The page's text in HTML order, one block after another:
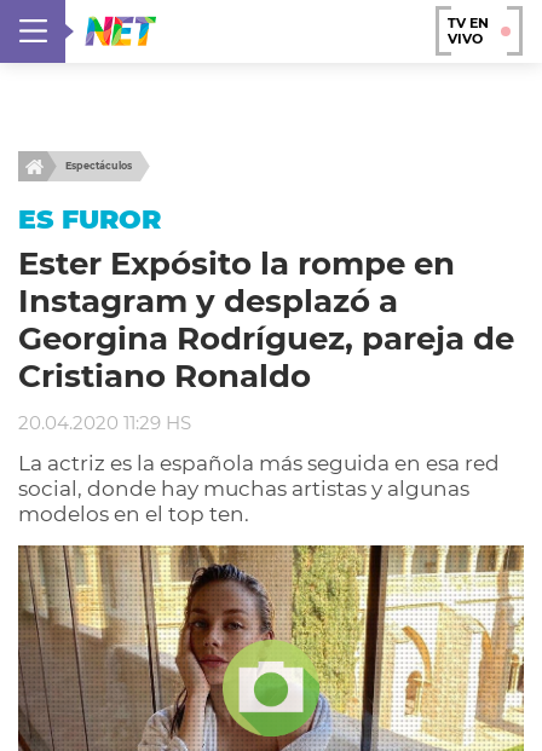
TV EN
VIVO
Espectáculos
ES FUROR
Ester Expósito la rompe en
Instagram y desplazó a
Georgina Rodríguez, pareja de
Cristiano Ronaldo
20.04.2020 11:29 HS
La actriz es la española más seguida en esa red
social, donde hay muchas artistas y algunas
modelos en el top ten.